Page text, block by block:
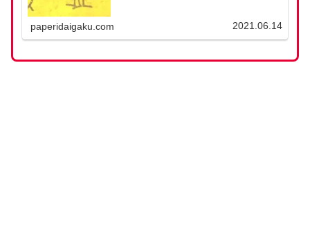
paperidaigaku.com 2021.06.14